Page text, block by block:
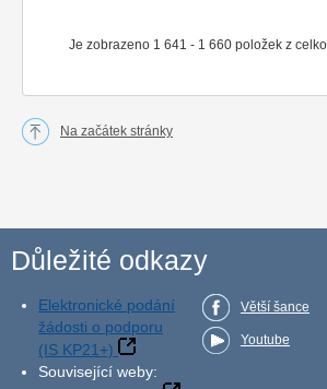
Je zobrazeno 1 641 - 1 660 položek z
Na začátek stránky
Důležité odkazy
Elektronické podání
žádosti o podporu
(IS KP21+)
Související weby:
Větší šance
Youtube